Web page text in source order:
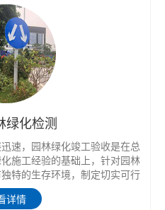
绿化检测
速，园林绿化竣工验收是在总
施工经验的基础上，针对园林
特的生存环境，制定切实可行
施工法规性文件，使城市绿化
高城市绿化树木种植成活率，
详情